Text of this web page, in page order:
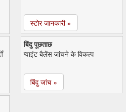
स्टोर जानकारी »
बिंदु पूछताछ
प्वाइंट बैलेंस जांचने के विकल्प
बिंदु जांच »